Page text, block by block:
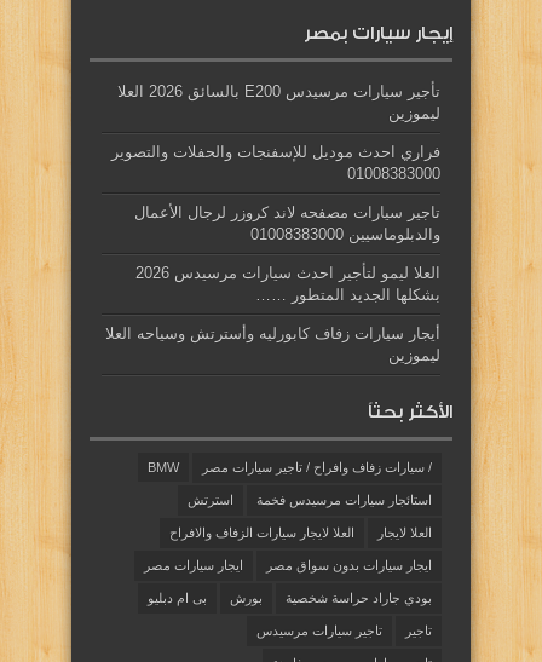
إيجار سيارات بمصر
تأجير سيارات مرسيدس E200 بالسائق 2026 العلا
ليموزين
فراري احدث موديل للإسفنجات والحفلات والتصوير
01008383000
تاجير سيارات مصفحه لاند كروزر لرجال الأعمال
والدبلوماسيين 01008383000
العلا ليمو لتأجير احدث سيارات مرسيدس 2026
بشكلها الجديد المتطور ……
أيجار سيارات زفاف كابورليه وأسترتش وسياحه العلا
ليموزين
الأكثر بحثاً
/ سيارات زفاف وافراح / تاجير سيارات مصر BMW
استائجار سيارات مرسيدس فخمة استرتش
العلا لايجار العلا لايجار سيارات الزفاف والافراح
ايجار سيارات بدون سواق مصر ايجار سيارات مصر
بودي جاراد حراسة شخصية بورش بى ام دبليو
تاجير تاجير سيارات مرسيدس